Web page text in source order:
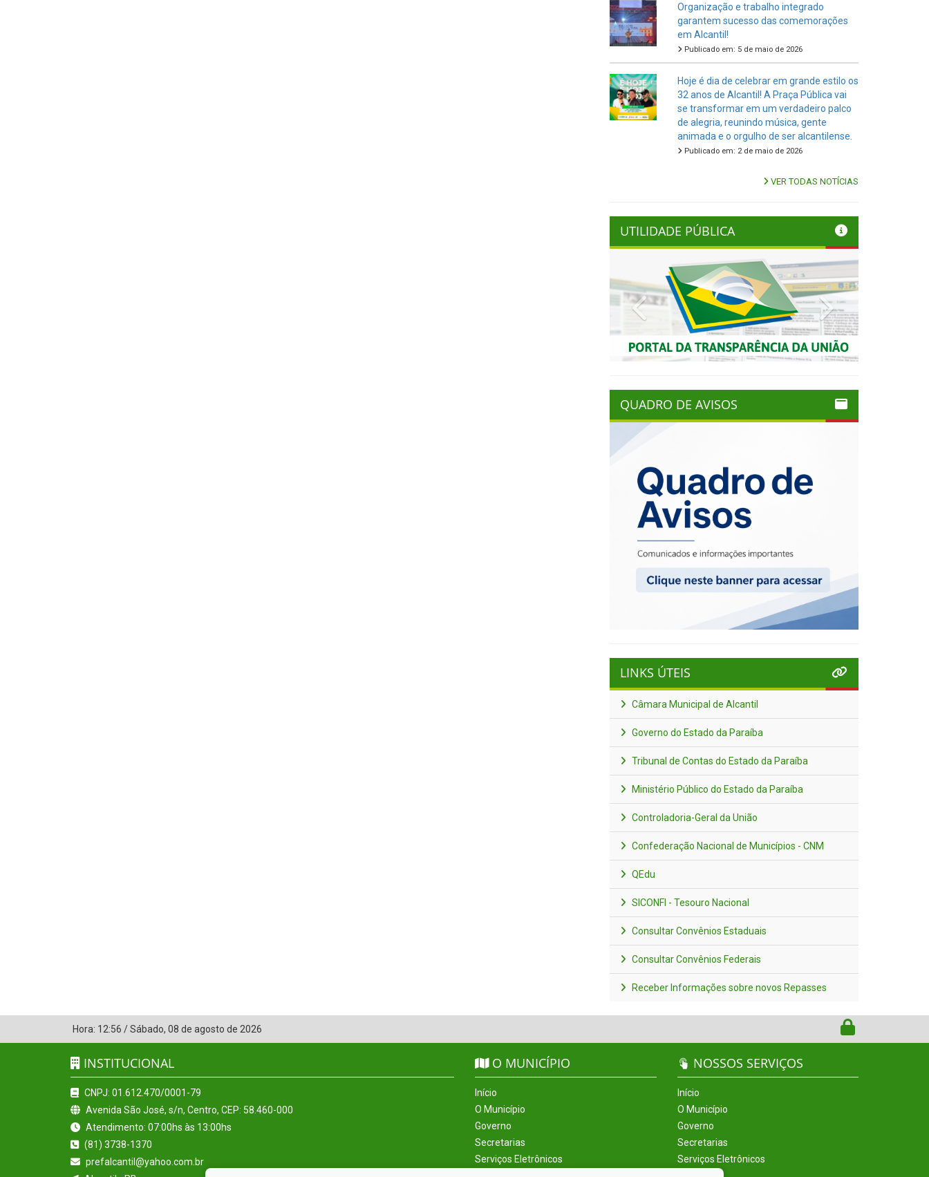
Organização e trabalho integrado
garantem sucesso das comemorações
em Alcantil!
Publicado em: 5 de maio de 2026
Hoje é dia de celebrar em grande estilo os
32 anos de Alcantil! A Praça Pública vai
se transformar em um verdadeiro palco
de alegria, reunindo música, gente
animada e o orgulho de ser alcantilense.
Publicado em: 2 de maio de 2026
VER TODAS NOTÍCIAS
UTILIDADE PÚBLICA
Previous Next
QUADRO DE AVISOS
LINKS ÚTEIS
Câmara Municipal de Alcantil
Governo do Estado da Paraíba
Tribunal de Contas do Estado da Paraíba
Ministério Público do Estado da Paraíba
Controladoria-Geral da União
Confederação Nacional de Municípios - CNM
QEdu
SICONFI - Tesouro Nacional
Consultar Convênios Estaduais
Consultar Convênios Federais
Receber Informações sobre novos Repasses
Hora: 12:56 /Sábado, 08 de agosto de 2026
INSTITUCIONAL
CNPJ: 01.612.470/0001-79
Avenida São José, s/n, Centro, CEP: 58.460-000
Atendimento: 07:00hs às 13:00hs
(81) 3738-1370
prefalcantil@yahoo.com.br
O MUNICÍPIO
Início
O Município
Governo
Secretarias
Serviços Eletrônicos
NOSSOS SERVIÇOS
Início
O Município
Governo
Secretarias
Serviços Eletrônicos